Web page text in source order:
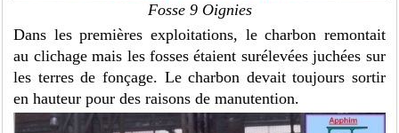
Fosse 9 Oignies
Dans les premières exploitations, le charbon remontait
au clichage mais les fosses étaient surélevées juchées sur
les terres de fonçage. Le charbon devait toujours sortir
en hauteur pour des raisons de manutention.